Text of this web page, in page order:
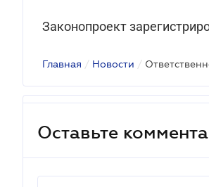
Законопроект
Главная / Новости /
Оставьте